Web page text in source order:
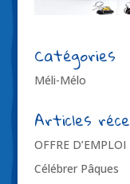
Catégories
Méli-Mélo
Articles
OFFRE D’EMPLOI
Célébrer Pâques